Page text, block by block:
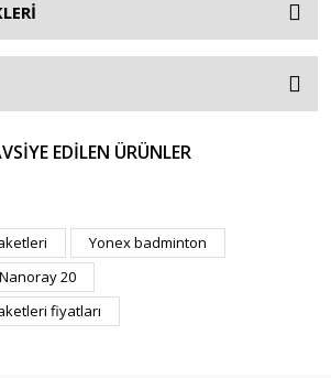
EDİLEN ÜRÜNLER
Yonex badminton
Nanoray 20
fiyatları